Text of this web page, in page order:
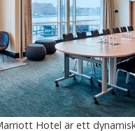
Hotel är ett